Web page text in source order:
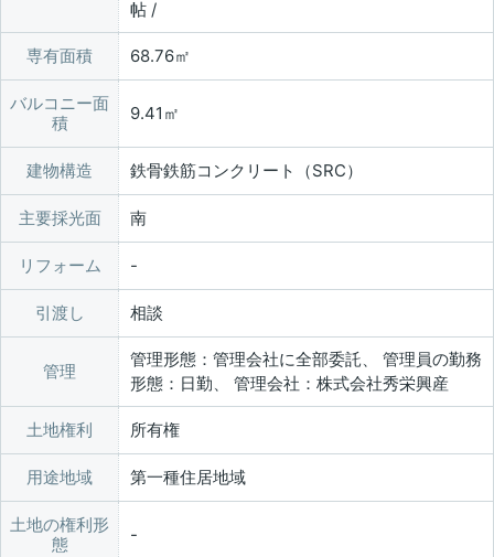
帖 /
専有面積 68.76㎡
バルコニー面
積
9.41㎡
建物構造 鉄骨鉄筋コンクリート（SRC）
主要採光面 南
リフォーム
引渡し 相談
管理
管理形態：管理会社に全部委託、 管理員の勤務
形態：日勤、 管理会社：株式会社秀栄興産
土地権利 所有権
用途地域 第一種住居地域
土地の権利形
態